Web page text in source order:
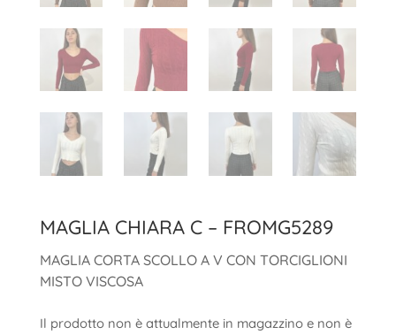
MAGLIA CHIARA C – FROMG5289
MAGLIA CORTA SCOLLO A V CON TORCIGLIONI
MISTO VISCOSA
Il prodotto non è attualmente in magazzino e non è